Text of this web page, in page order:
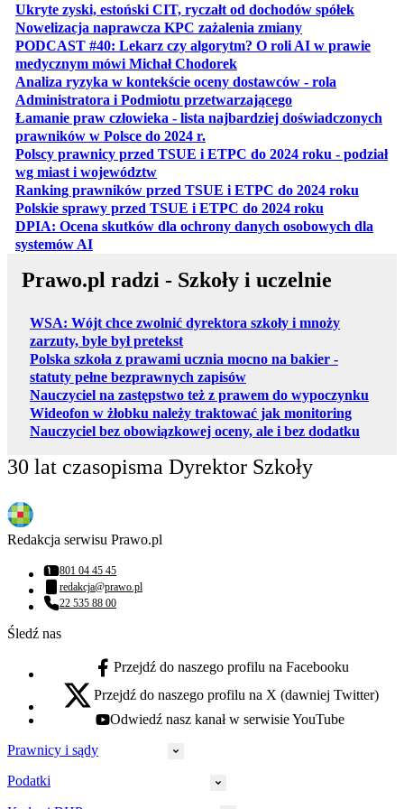
Ukryte zyski, estoński CIT, ryczałt od dochodów spółekotwiera
Nowelizacja naprawcza KPC zażalenia zmianyotwiera się w
PODCAST #40: Lekarz czy algorytm? O roli AI w prawie
medycznym mówi Michał Chodorekotwiera się w nowej karcie
Analiza ryzyka w kontekście oceny dostawców - rola
Administratora i Podmiotu przetwarzającegootwiera się w
Łamanie praw człowieka - lista najbardziej doświadczonych
prawników w Polsce do 2024 r.
Polscy prawnicy przed TSUE i ETPC do 2024 roku - podział
wg miast i województwotwiera się w nowej karcie
Ranking prawników przed TSUE i ETPC do 2024 roku
Polskie sprawy przed TSUE i ETPC do 2024 roku
DPIA: Ocena skutków dla ochrony danych osobowych dla
systemów AIotwiera się w nowej karcie
Prawo.pl radzi - Szkoły i uczelnie
WSA: Wójt chce zwolnić dyrektora szkoły i mnoży
zarzuty, byle był pretekst
Polska szkoła z prawami ucznia mocno na bakier -
statuty pełne bezprawnych zapisów
Nauczyciel na zastępstwo też z prawem do wypoczynku
Wideofon w żłobku należy traktować jak monitoring
Nauczyciel bez obowiązkowej oceny, ale i bez dodatku
30 lat czasopisma Dyrektor Szkoły
Redakcja serwisu Prawo.pl
Numer telefonu:
801 04 45 45
Adres email:
redakcja@prawo.pl
Numer telefonu:
22 535 88 00
Śledź nas
facebook - otwiera się w nowej karcie
Przejdź do naszego profilu na Facebooku
x - otwiera się w nowej karcie
Przejdź do naszego profilu na X (dawniej Twitter)
youtube - otwiera się w nowej karcie
Odwiedź nasz kanał w serwisie YouTube
Prawnicy i sądy
Podatki